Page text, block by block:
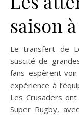
saison
Le transfert de
suscité de
fans espèrent
expérience à
Les Crusaders
Super Rugby,